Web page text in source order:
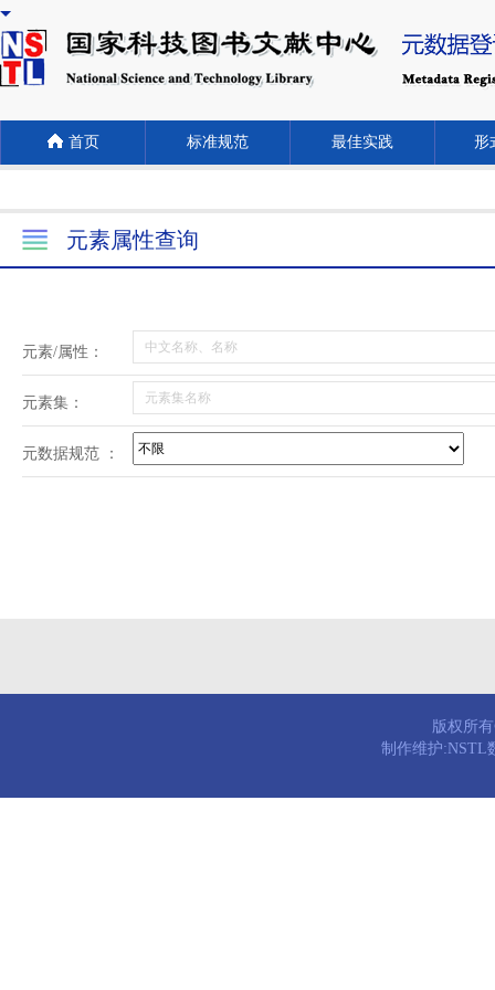
首页 标准规范 最佳实践 形
元素属性查询
元素/属性：
元素集：
元数据规范 ：
版权所
制作维护:NSTL